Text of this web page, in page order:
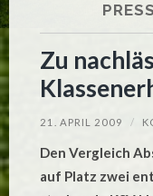
Zu
21. APRIL 2009 /
Den Vergleich
auf Platz zwei